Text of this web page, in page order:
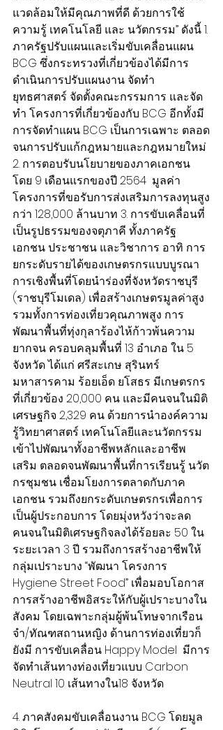
แวดล้อมให้มีคุณภาพที่ดี ด้วยการใช้
ความรู้ เทคโนโลยี และ นวัตกรรม” ดังนี้ 1.
ภาครัฐปรับแผนและเริ่มขับเคลื่อนแผน
BCG ซึ่งกระทรวงที่เกี่ยวข้องได้มีการ
ดำเนินการปรับแผนงาน จัดทำ
ยุทธศาสตร์ จัดตั้งคณะกรรมการ และจัด
ทำ โครงการที่เกี่ยวข้องกับ BCG อีกทั้งมี
การจัดทำแผน BCG เป็นการเฉพาะ ตลอด
จนการปรับแก้กฎหมายและกฎหมายใหม่
2. การตอบรับนโยบายของภาคเอกชน
โดย 9 เดือนแรกของปี 2564  มูลค่า
โครงการที่ขอรับการส่งเสริมการลงทุนสูง
กว่า 128,000 ล้านบาท 3. การขับเคลื่อนที่
เป็นรูปธรรมของจตุภาคี ทั้งภาครัฐ
เอกชน ประชาชน และวิชาการ อาทิ การ
ยกระดับรายได้ของเกษตรกรแบบบูรณา
การเชิงพื้นที่โดยนำร่องที่จังหวัดราชบุรี
(ราชบุรีโมเดล) เพื่อสร้างเกษตรมูลค่าสูง
รวมทั้งการท่องเที่ยวคุณภาพสูง การ
พัฒนาพื้นที่ทุ่งกุลาร้องไห้ก้าวพ้นความ
ยากจน ครอบคลุมพื้นที่ 13 อำเภอ ใน 5
จังหวัด ได้แก่ ศรีสะเกษ สุรินทร์
มหาสารคาม ร้อยเอ็ด ยโสธร มีเกษตรกร
ที่เกี่ยวข้อง 20,000 คน และมีคนจนในมิติ
เศรษฐกิจ 2,329 คน ด้วยการนำองค์ความ
รู้วิทยาศาสตร์ เทคโนโลยีและนวัตกรรม
เข้าไปพัฒนาทั้งอาชีพหลักและอาชีพ
เสริม ตลอดจนพัฒนาพื้นที่การเรียนรู้ นวัต
กรชุมชน เชื่อมโยงการตลาดกับภาค
เอกชน รวมถึงยกระดับเกษตรกรเพื่อการ
เป็นผู้ประกอบการ โดยมุ่งหวังว่าจะลด
คนจนในมิติเศรษฐกิจลงได้ร้อยละ 50 ใน
ระยะเวลา 3 ปี รวมถึงการสร้างอาชีพให้
กลุ่มเปราะบาง “พัฒนา โครงการ
Hygiene Street Food” เพื่อมอบโอกาส
การสร้างอาชีพอิสระให้กับผู้เปราะบางใน
สังคม โดยเฉพาะกลุ่มผู้พ้นโทษจากเรือน
จำ/ทัณฑสถานหญิง ด้านการท่องเที่ยวก็
ยังมี การขับเคลื่อน Happy Model  มีการ
จัดทำเส้นทางท่องเที่ยวแบบ Carbon
Neutral 10 เส้นทางใน18 จังหวัด
4. ภาคสังคมขับเคลื่อนงาน BCG โดยมูล